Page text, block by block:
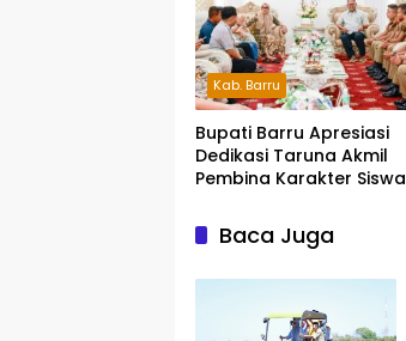
Kab. Barru
Bupati Barru Apresiasi
Dedikasi Taruna Akmil
Pembina Karakter Siswa
Baca Juga